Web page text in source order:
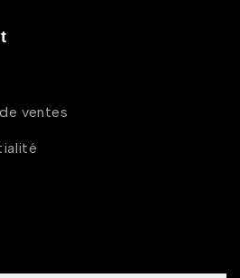
ventes